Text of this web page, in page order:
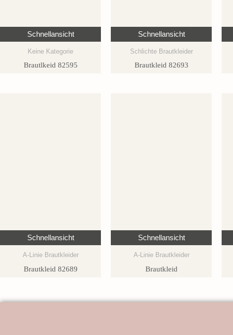
Schnellansicht
Keine Kategorie
Brautlkeid 82595
Schnellansicht
Schlichte Brautkleider
Brautkleid 82693
Schnellansicht
A-Linie Brautkleider
Brautkleid 82689
Schnellansicht
A-Linie Brautkleider
Brautkleid